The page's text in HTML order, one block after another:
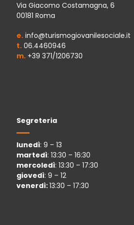
Via Giacomo Costamagna, 6
00181 Roma
e.info@turismogiovanilesociale.it
t.06.4460946
m.+39 371/1206730
Segreteria
lunedì: 9 – 13
martedì: 13:30 – 16:30
mercoledì: 13:30 – 17:30
giovedì: 9 – 12
venerdì:13:30 – 17:30